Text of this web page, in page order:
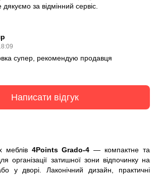
за відмінний сервіс.
супер, рекомендую продавця
Написати відгук
меблів 4Points Grado-4 — компактне та
організації затишної зони відпочинку на
у дворі. Лаконічний дизайн, практичні